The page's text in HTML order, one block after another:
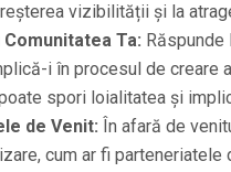
vizibilității și la
Ta:
i în procesul de creare
spori loialitatea și
de Venit: În afară de
cum ar fi parteneriatele